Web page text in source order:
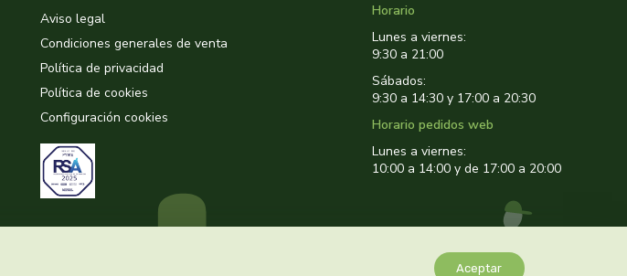
Aceptar
Aviso legal
Condiciones generales de venta
Política de privacidad
Política de cookies
Configuración cookies
Horario
Lunes a viernes:
9:30 a 21:00
Sábados:
9:30 a 14:30 y 17:00 a 20:30
Horario pedidos web
Lunes a viernes:
10:00 a 14:00 y de 17:00 a 20:00